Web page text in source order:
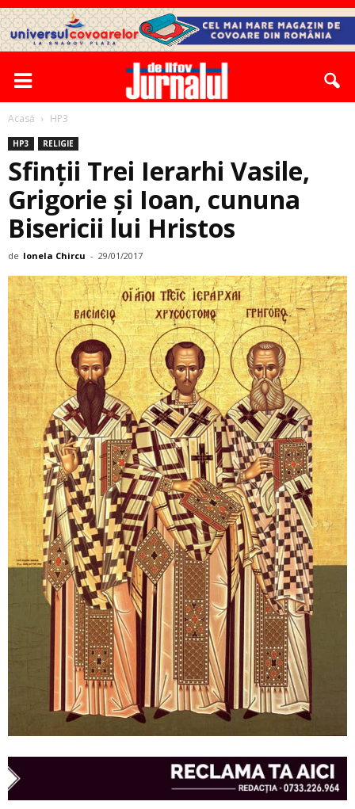
Acasă HP3
HP3 RELIGIE
Sfinţii Trei Ierarhi Vasile,
Grigorie şi Ioan, cununa
Bisericii lui Hristos
de Ionela Chircu - 29/01/2017